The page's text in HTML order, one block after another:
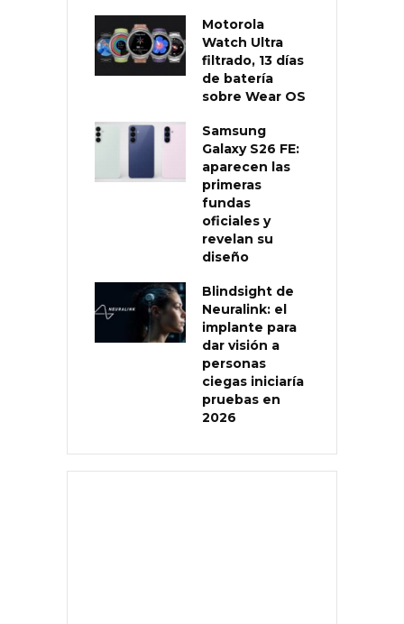
Motorola
Watch Ultra
filtrado, 13 días
de batería
sobre Wear OS
Samsung
Galaxy S26 FE:
aparecen las
primeras
fundas
oficiales y
revelan su
diseño
Blindsight de
Neuralink: el
implante para
dar visión a
personas
ciegas iniciaría
pruebas en
2026